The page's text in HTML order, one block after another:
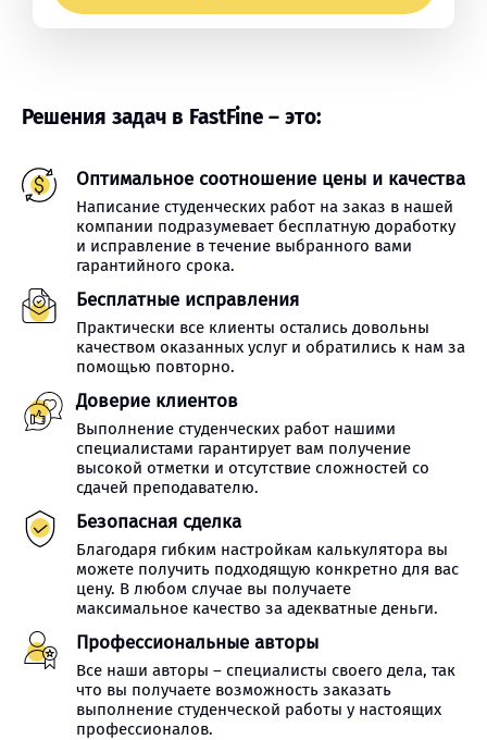
Решения задач в FastFine – это:
Оптимальное соотношение цены и качества
Написание студенческих работ на заказ в нашей
компании подразумевает бесплатную доработку
и исправление в течение выбранного вами
гарантийного срока.
Бесплатные исправления
Практически все клиенты остались довольны
качеством оказанных услуг и обратились к нам за
помощью повторно.
Доверие клиентов
Выполнение студенческих работ нашими
специалистами гарантирует вам получение
высокой отметки и отсутствие сложностей со
сдачей преподавателю.
Безопасная сделка
Благодаря гибким настройкам калькулятора вы
можете получить подходящую конкретно для вас
цену. В любом случае вы получаете
максимальное качество за адекватные деньги.
Профессиональные авторы
Все наши авторы – специалисты своего дела, так
что вы получаете возможность заказать
выполнение студенческой работы у настоящих
профессионалов.